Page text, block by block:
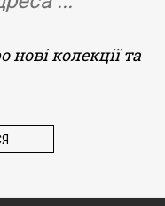
колекції та